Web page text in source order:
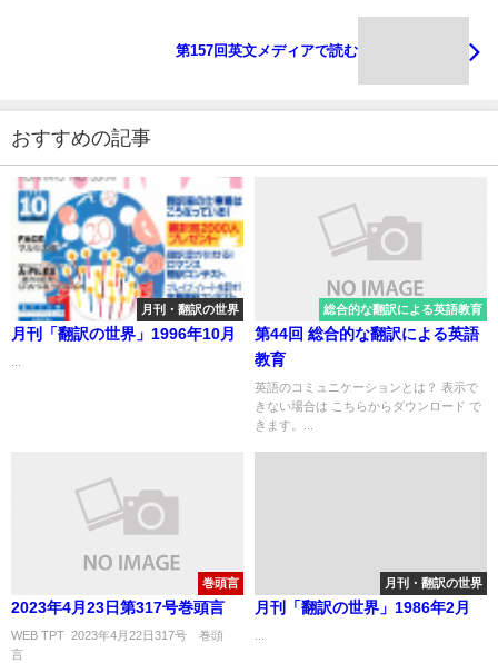
第157回英文メディアで読む
おすすめの記事
月刊・翻訳の世界
月刊「翻訳の世界」1996年10月
総合的な翻訳による英語教育
第44回 総合的な翻訳による英語
教育
英語のコミュニケーションとは？ 表示で
きない場合は こちらからダウンロード で
きます。...
巻頭言
2023年4月23日第317号巻頭言
WEB TPT 2023年4月22日317号 巻頭
言
月刊・翻訳の世界
月刊「翻訳の世界」1986年2月